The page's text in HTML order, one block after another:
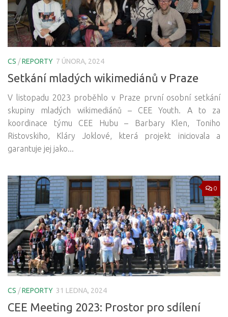
CS /REPORTY 7 ÚNORA, 2024
Setkání mladých wikimediánů v Praze
V listopadu 2023 proběhlo v Praze první osobní setkání
skupiny mladých wikimediánů – CEE Youth. A to za
koordinace týmu CEE Hubu – Barbary Klen, Toniho
Ristovskiho, Kláry Joklové, která projekt iniciovala a
garantuje jej jako...
0
CS /REPORTY 31 LEDNA, 2024
CEE Meeting 2023: Prostor pro sdílení